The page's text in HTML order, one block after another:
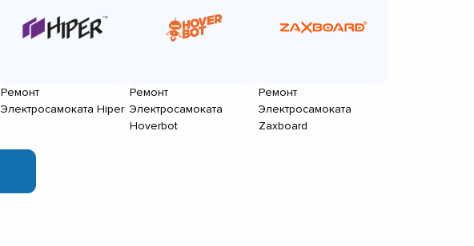
Ремонт
Электросамоката Hiper
Ремонт
Электросамоката
Hoverbot
Ремонт
Электросамоката
Zaxboard